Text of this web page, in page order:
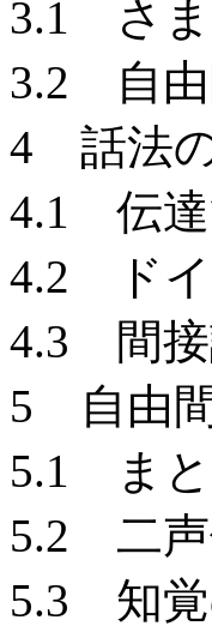
3.1 さま
3.2 自由
4 話法
4.1 伝達
4.2 ドイ
4.3 間接
5 自由
5.1 まと
5.2 二声
5.3 知覚